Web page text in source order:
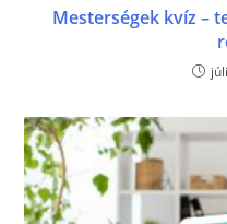
Mesterségek kvíz –